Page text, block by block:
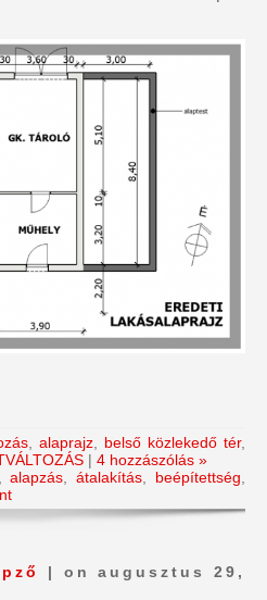
, alaprajz, belső közlekedő tér,
| 4 hozzászólás »
alapzás,átalakítás, beépítettség,
| on augusztus 29,